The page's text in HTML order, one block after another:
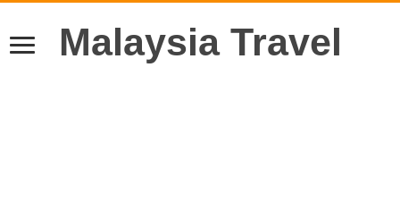
Malaysia Travel